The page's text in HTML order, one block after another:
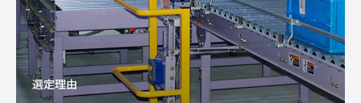
選定理由